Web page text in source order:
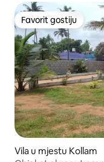
Favorit gostiju
Favorit gostiju
Vila u mjestu Kollam